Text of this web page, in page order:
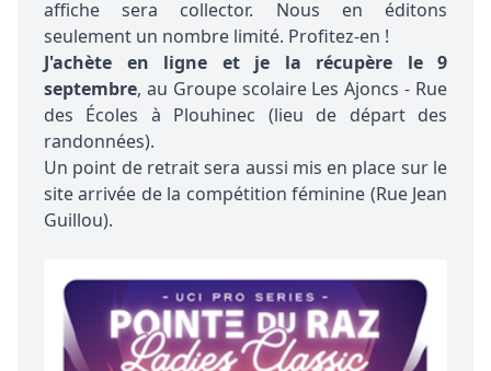
affiche sera collector. Nous en éditons
seulement un nombre limité. Profitez-en !
J'achète en ligne et je la récupère le 9
septembre, au Groupe scolaire Les Ajoncs - Rue
des Écoles à Plouhinec (lieu de départ des
randonnées).
Un point de retrait sera aussi mis en place sur le
site arrivée de la compétition féminine (Rue Jean
Guillou).